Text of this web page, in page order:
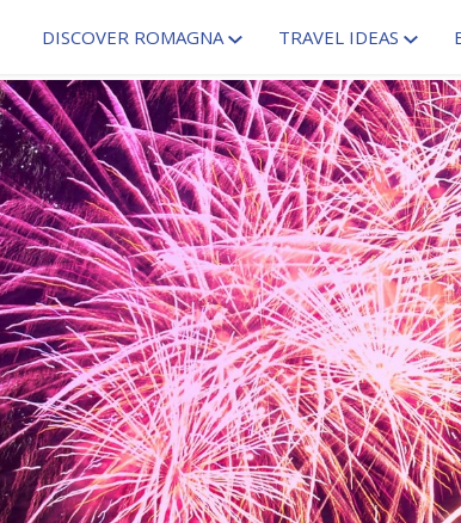
DISCOVER ROMAGNA TRAVEL IDEAS